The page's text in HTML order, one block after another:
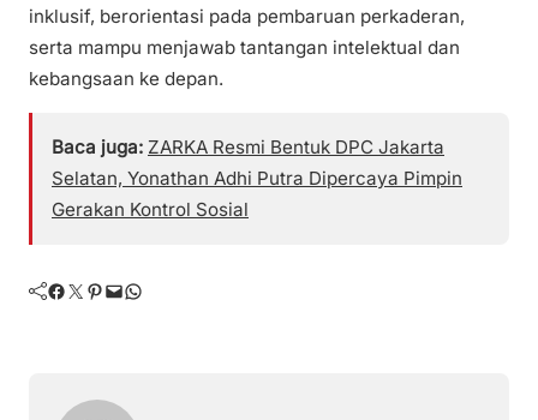
inklusif, berorientasi pada pembaruan perkaderan,
serta mampu menjawab tantangan intelektual dan
kebangsaan ke depan.
Baca juga: ZARKA Resmi Bentuk DPC Jakarta
Selatan, Yonathan Adhi Putra Dipercaya Pimpin
Gerakan Kontrol Sosial
Facebook Twitter Pinterest Mail WhatsApp